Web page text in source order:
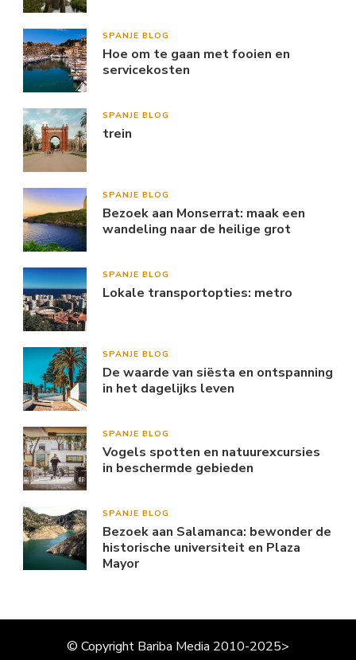
SPANJE BLOG
Hoe om te gaan met fooien en
servicekosten
SPANJE BLOG
trein
SPANJE BLOG
Bezoek aan Monserrat: maak een
wandeling naar de heilige grot
SPANJE BLOG
Lokale transportopties: metro
SPANJE BLOG
De waarde van siësta en ontspanning
in het dagelijks leven
SPANJE BLOG
Vogels spotten en natuurexcursies
in beschermde gebieden
SPANJE BLOG
Bezoek aan Salamanca: bewonder de
historische universiteit en Plaza
Mayor
© Copyright Bariba Media 2010-2025>